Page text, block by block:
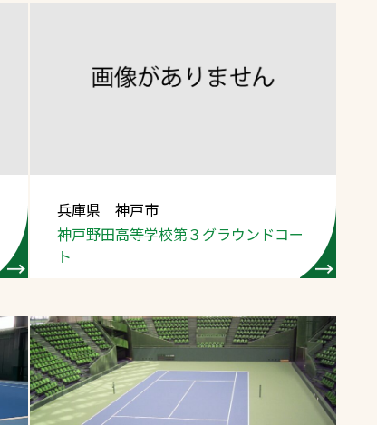
パークマネジメント
スポーツターフ（芝
兵庫県 神戸市
神戸野田高等学校第３グラウンドコー
ト